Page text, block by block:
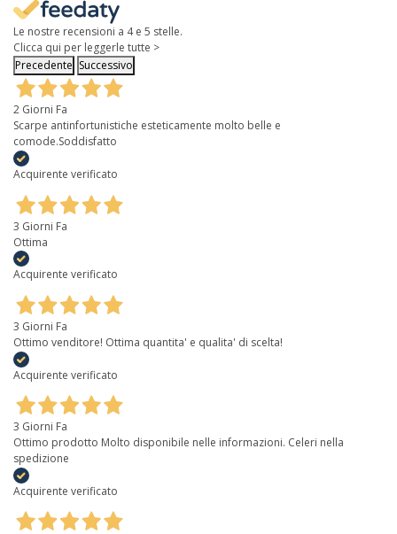
Le nostre recensioni a 4 e 5 stelle.
Clicca qui per leggerle tutte >
Precedente Successivo
2 Giorni Fa
Scarpe antinfortunistiche esteticamente molto belle e
comode.Soddisfatto
Acquirente verificato
3 Giorni Fa
Ottima
Acquirente verificato
3 Giorni Fa
Ottimo venditore! Ottima quantita' e qualita' di scelta!
Acquirente verificato
3 Giorni Fa
Ottimo prodotto Molto disponibile nelle informazioni. Celeri nella
spedizione
Acquirente verificato